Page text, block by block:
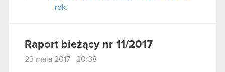
rok.
Raport bieżący nr 11/2017
23 maja 2017 20:38